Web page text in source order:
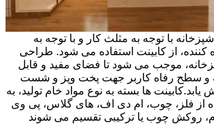
با توجه به مثلث کار و با توجه به
از کابینت استفاده می شود. طراحی
موجب می شود تا فضای مفید و قابل
و سطح رفاه کاربر جهت پخت وپز و شست
ها بسته به نوع مواد خام تولید، به
از فلز، چوب، ام دی اف، های گلاس، پی وی
روکش چوب یا ترکیبی تقسیم می شوند